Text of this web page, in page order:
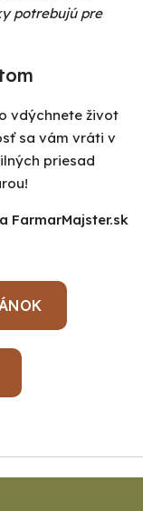
potrebujú pre
vdýchnete život
sa vám vráti v
priesad
FarmarMajster.sk